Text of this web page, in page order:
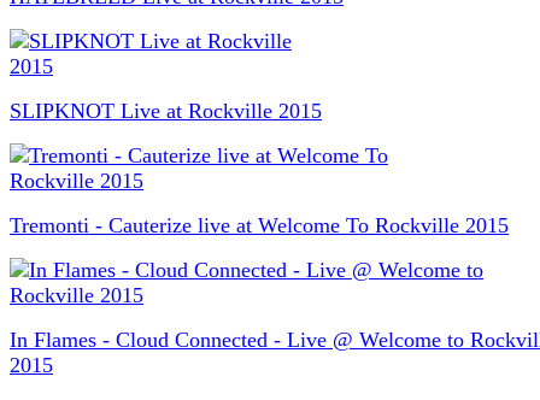
SLIPKNOT Live at Rockville 2015
Tremonti - Cauterize live at Welcome To Rockville 2015
In Flames - Cloud Connected - Live @ Welcome to
2015